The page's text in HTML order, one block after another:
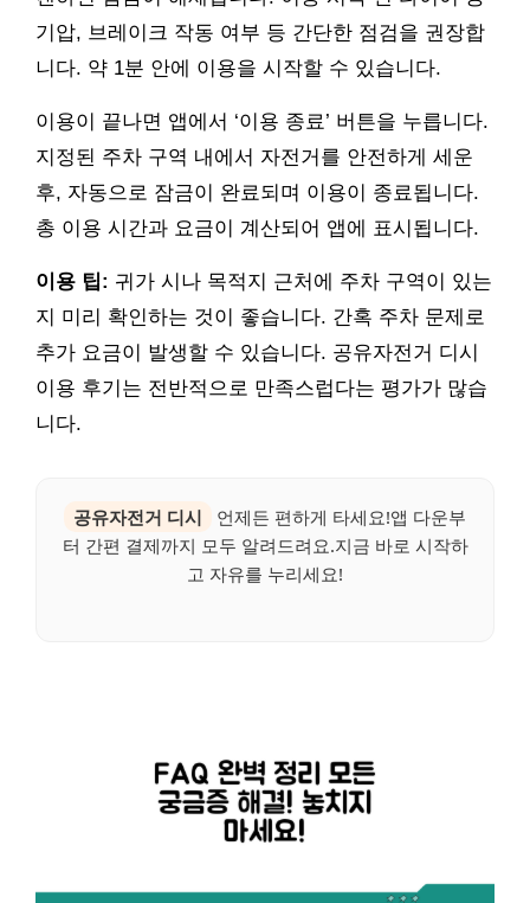
기압, 브레이크 작동 여부 등 간단한 점검을 권장합
니다. 약 1분 안에 이용을 시작할 수 있습니다.
이용이 끝나면 앱에서 ‘이용 종료’ 버튼을 누릅니다.
지정된 주차 구역 내에서 자전거를 안전하게 세운
후, 자동으로 잠금이 완료되며 이용이 종료됩니다.
총 이용 시간과 요금이 계산되어 앱에 표시됩니다.
이용 팁: 귀가 시나 목적지 근처에 주차 구역이 있는
지 미리 확인하는 것이 좋습니다. 간혹 주차 문제로
추가 요금이 발생할 수 있습니다. 공유자전거 디시
이용 후기는 전반적으로 만족스럽다는 평가가 많습
니다.
공유자전거 디시
언제든 편하게 타세요!앱 다운부
터 간편 결제까지 모두 알려드려요.지금 바로 시작하
고 자유를 누리세요!